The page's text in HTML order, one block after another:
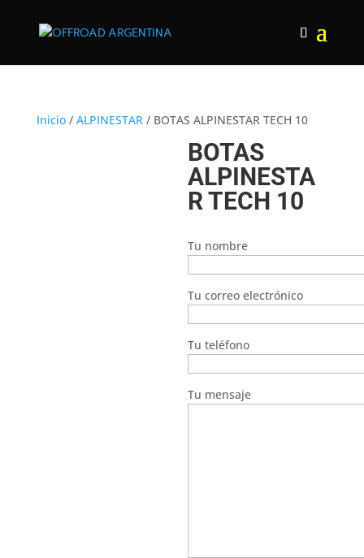
Inicio/ ALPINESTAR/ BOTAS ALPINESTAR TECH 10
BOTAS
ALPINESTA
R TECH 10
Tu nombre
Tu correo electrónico
Tu teléfono
Tu mensaje